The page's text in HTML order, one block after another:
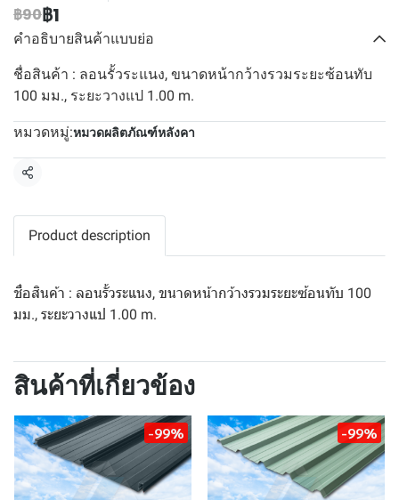
฿90฿1
คำอธิบายสินค้าแบบย่อ
ชื่อสินค้า : ลอนรั้วระแนง, ขนาดหน้ากว้างรวมระยะซ้อนทับ
100 มม., ระยะวางแป 1.00 m.
หมวดหมู่:หมวดผลิตภัณฑ์หลังคา
แชร์
Product description
ชื่อสินค้า : ลอนรั้วระแนง, ขนาดหน้ากว้างรวมระยะซ้อนทับ 100
มม., ระยะวางแป 1.00 m.
สินค้าที่เกี่ยวข้อง
-99% -99%